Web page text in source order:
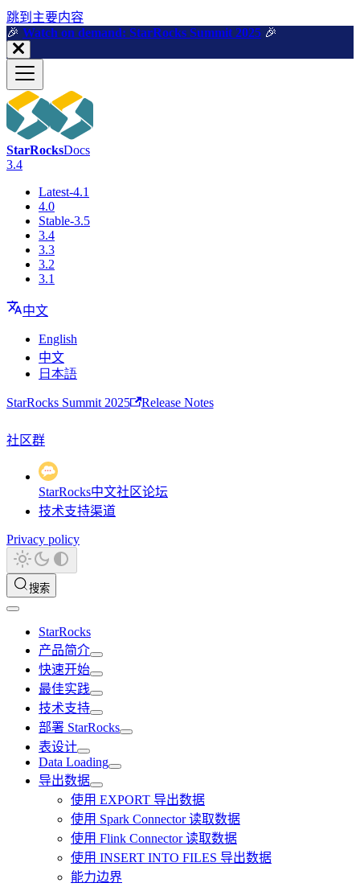
跳到主要内容
🎉️ Watch on demand: StarRocks Summit 2025 🎉️
StarRocksDocs
3.4
Latest-4.1
4.0
Stable-3.5
3.4
3.3
3.2
3.1
中文
English
中文
日本語
StarRocks Summit 2025 Release Notes
社区群
StarRocks中文社区论坛
技术支持渠道
Privacy policy
搜索
StarRocks
产品简介
快速开始
最佳实践
技术支持
部署 StarRocks
表设计
Data Loading
导出数据
使用 EXPORT 导出数据
使用 Spark Connector 读取数据
使用 Flink Connector 读取数据
使用 INSERT INTO FILES 导出数据
能力边界